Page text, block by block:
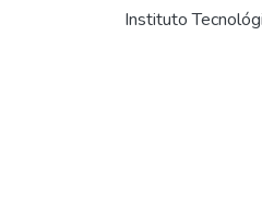
Instituto